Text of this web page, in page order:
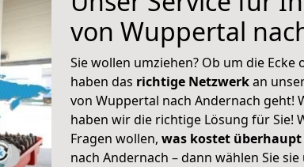
von Wuppertal
Sie wollen umziehen? Ob um die
haben das richtige Netzwerkan
von Wuppertal nach Andernach geht!
haben wir die richtige Lösung für Sie!
Fragen wollen, was kostet
nach Andernach – dann wählen Sie